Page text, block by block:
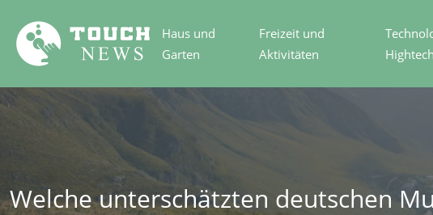
Haus und
Garten
Freizeit und
Aktivitäten
Hightech
Welche unterschätzten deutschen